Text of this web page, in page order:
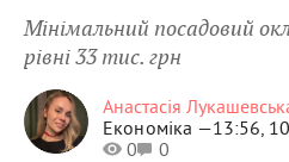
Мінімальний посадовий
рівні 33 тис. грн
Анастасія
Економіка —13:56,
0
0